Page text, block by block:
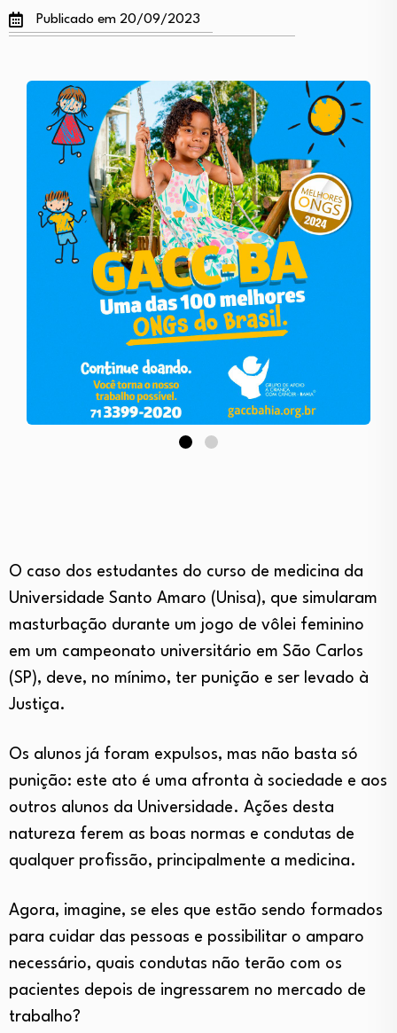
Publicado em 20/09/2023
O caso dos estudantes do curso de medicina da
Universidade Santo Amaro (Unisa), que simularam
masturbação durante um jogo de vôlei feminino
em um campeonato universitário em São Carlos
(SP), deve, no mínimo, ter punição e ser levado à
Justiça.
Os alunos já foram expulsos, mas não basta só
punição: este ato é uma afronta à sociedade e aos
outros alunos da Universidade. Ações desta
natureza ferem as boas normas e condutas de
qualquer profissão, principalmente a medicina.
Agora, imagine, se eles que estão sendo formados
para cuidar das pessoas e possibilitar o amparo
necessário, quais condutas não terão com os
pacientes depois de ingressarem no mercado de
trabalho?